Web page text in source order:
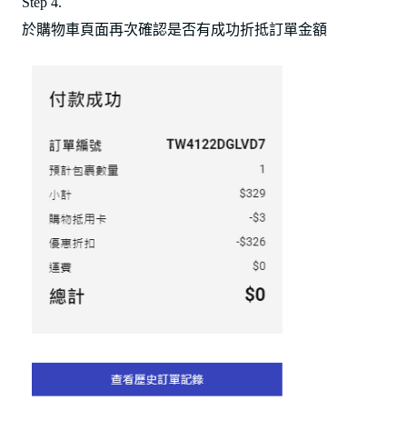
於購物車頁面再次確認是否有成功折抵訂單金額